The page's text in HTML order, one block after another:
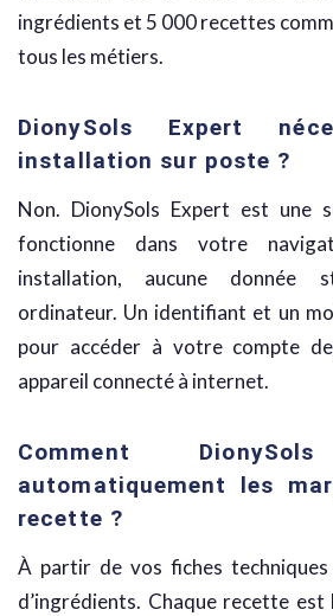
ingrédients et 5 000 recettes
tous les métiers.
DionySols Expert
installation sur poste ?
Non. DionySols Expert est une
fonctionne dans votre
installation, aucune donnée
ordinateur. Un identifiant et un
pour accéder à votre compte
appareil connecté à internet.
Comment
automatiquement les
recette ?
À partir de vos fiches
d’ingrédients. Chaque recette est